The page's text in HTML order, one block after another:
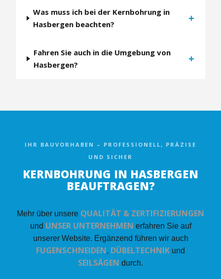
Was muss ich bei der Kernbohrung in
Hasbergen beachten?
+
Fahren Sie auch in die Umgebung von
Hasbergen?
+
IHR BAUVORHABEN – PROFESSIONELL, PRÄZISE
UND SICHER
KERNBOHRUNG IN HASBERGEN
BEAUFTRAGEN?
Mehr über unsere QUALITÄT & ZERTIFIZIERUNGEN
und UNSER UNTERNEHMEN erfahren Sie auf
unserer Website. Ergänzend führen wir auch
FUGENSCHNEIDEN, DÜBELTECHNIK und
SEILSÄGEN durch.